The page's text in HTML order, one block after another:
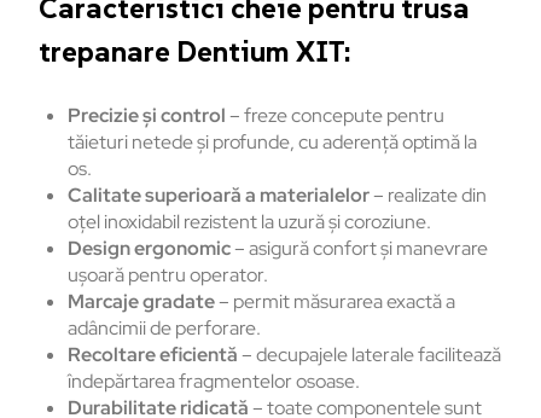
Caracteristici cheie pentru trusa
trepanare Dentium XIT:
Precizie și control– freze concepute pentru
tăieturi netede și profunde, cu aderență optimă la
os.
Calitate superioară a materialelor– realizate din
oțel inoxidabil rezistent la uzură și coroziune.
Design ergonomic– asigură confort și manevrare
ușoară pentru operator.
Marcaje gradate– permit măsurarea exactă a
adâncimii de perforare.
Recoltare eficientă– decupajele laterale facilitează
îndepărtarea fragmentelor osoase.
Durabilitate ridicată– toate componentele sunt